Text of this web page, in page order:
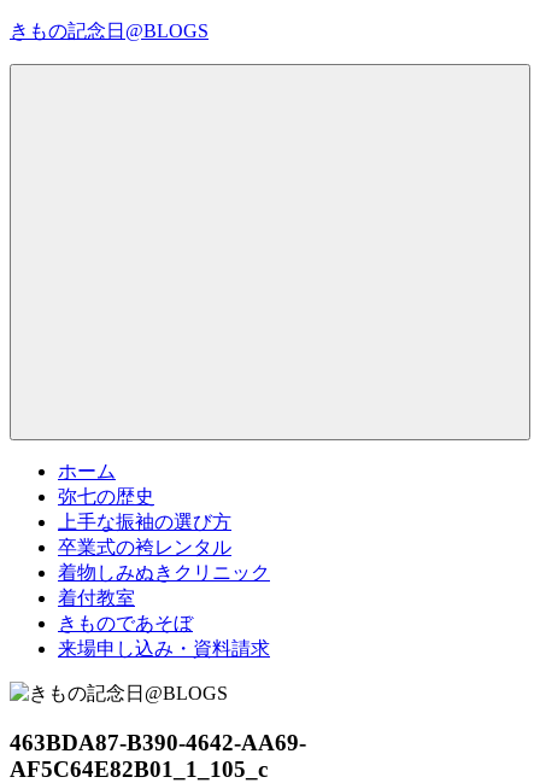
コ
きもの記念日@BLOGS
す。
ホーム
弥七の歴史
上手な振袖の選び方
卒業式の袴レンタル
着物しみぬきクリニック
着付教室
きものであそぼ
来場申し込み・資料請求
463BDA87-B390-4642-AA69-
AF5C64E82B01_1_105_c